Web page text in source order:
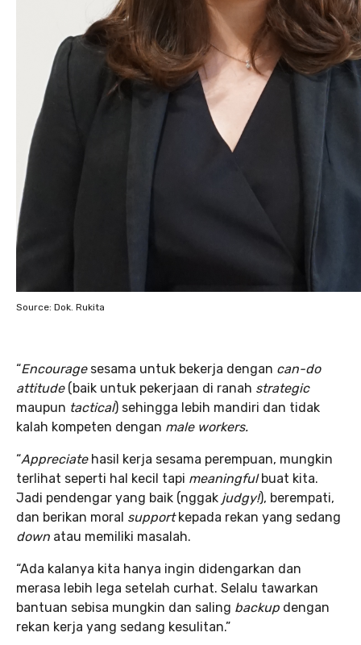
Source: Dok. Rukita
“Encourage sesama untuk bekerja dengan can-do
attitude(baik untuk pekerjaan di ranah strategic
maupun tactical) sehingga lebih mandiri dan tidak
kalah kompeten dengan male workers.
“Appreciatehasil kerja sesama perempuan, mungkin
terlihat seperti hal kecil tapi meaningfulbuat kita.
Jadi pendengar yang baik (nggak judgy!), berempati,
dan berikan moral supportkepada rekan yang sedang
down atau memiliki masalah.
“Ada kalanya kita hanya ingin didengarkan dan
merasa lebih lega setelah curhat. Selalu tawarkan
bantuan sebisa mungkin dan saling backup dengan
rekan kerja yang sedang kesulitan.”